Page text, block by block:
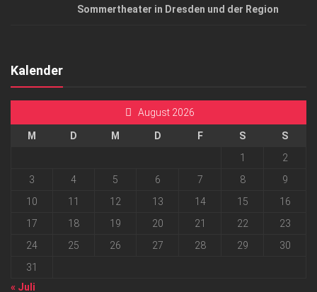
Sommertheater in Dresden und der Region
Kalender
August 2026
M D M D F S
S
1
2
3
4 5 6 7 8
9
10
11 12 13 14 15
16
17
18 19 20 21 22
23
24
25 26 27 28 29
30
31
« Juli